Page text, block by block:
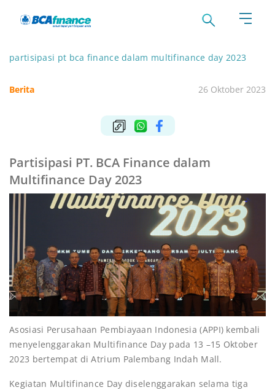
partisipasi pt bca finance dalam multifinance day 2023
Berita 26 Oktober 2023
Partisipasi PT. BCA Finance dalam
Multifinance Day 2023
Asosiasi Perusahaan Pembiayaan Indonesia (APPI) kembali
menyelenggarakan Multifinance Day pada 13 –15 Oktober
2023 bertempat di Atrium Palembang Indah Mall.
Kegiatan Multifinance Day diselenggarakan selama tiga